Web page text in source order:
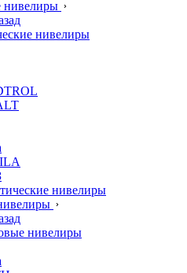
нивелиры
нивелиры
нивелиры
нивелиры